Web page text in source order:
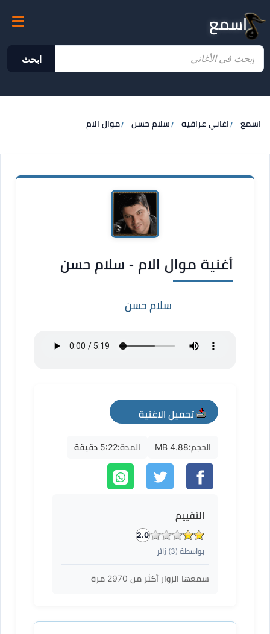
اسمع
ابحث
اسمع اغاني عراقيه سلام حسن موال الام
أغنية موال الام - سلام حسن
سلام حسن
تحميل الاغنية
mp3
الحجم:4.88 MB المدة:5:22 دقيقة
التقييم
2.0
بواسطة (3) زائر
سمعها الزوار أكثر من 2970 مرة